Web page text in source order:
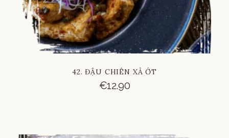
42. ĐẬU CHIÊN XẢ ỚT
€12.90